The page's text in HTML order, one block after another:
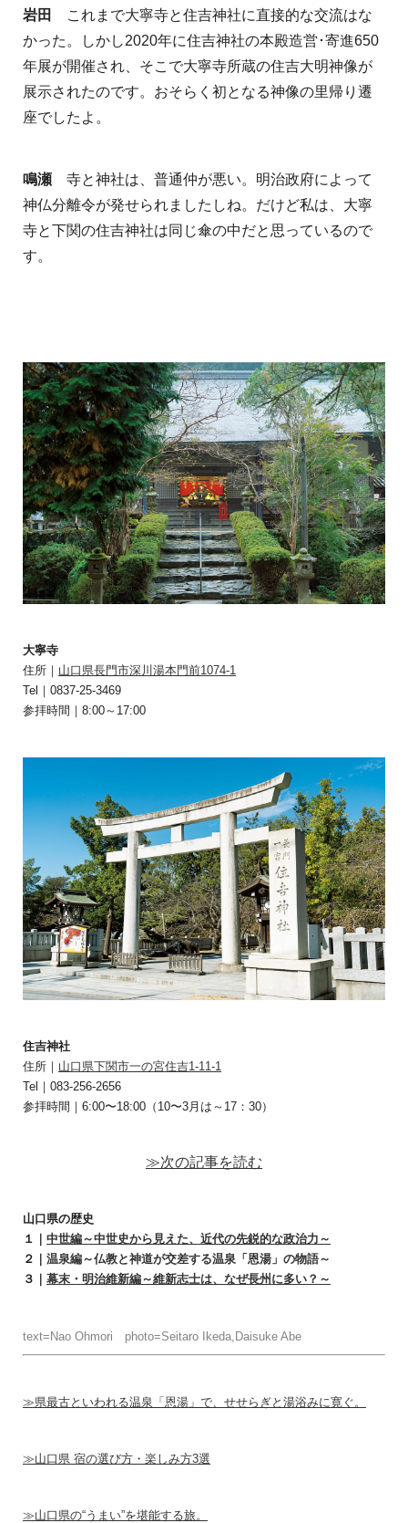
岩田
これまで大寧寺と住吉神社に直接的な交流はな
かった。しかし2020年に住吉神社の本殿造営･寄進650
年展が開催され、そこで大寧寺所蔵の住吉大明神像が
展示されたのです。おそらく初となる神像の里帰り遷
座でしたよ。
鳴瀬 寺と神社は、普通仲が悪い。明治政府によって
神仏分離令が発せられましたしね。だけど私は、大寧
寺と下関の住吉神社は同じ傘の中だと思っているので
す。
大寧寺
住所｜ 山口県長門市深川湯本門前1074-1
Tel｜0837-25-3469
参拝時間｜8:00～17:00
住吉神社
住所｜ 山口県下関市一の宮住吉1-11-1
Tel｜083-256-2656
参拝時間｜6:00〜18:00（10〜3月は～17：30）
≫次の記事を読む
山口県の歴史
１｜ 中世編～中世史から見えた、近代の先鋭的な政治力～
２｜ 温泉編～仏教と神道が交差する温泉「恩湯」の物語～
３｜ 幕末・明治維新編～維新志士は、なぜ長州に多い？～
text=Nao Ohmori photo=Seitaro Ikeda,Daisuke Abe
≫県最古といわれる温泉「恩湯」で、せせらぎと湯浴みに寛ぐ。
≫山口県 宿の選び方・楽しみ方3選
≫山口県の“うまい”を堪能する旅。